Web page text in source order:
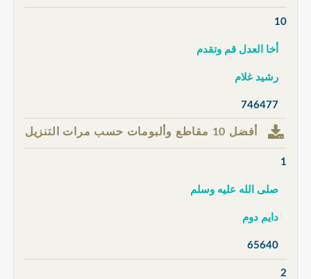
10
أخا العدل قم وتقدم
رشيد غلام
746477
أفضل 10 مقاطع وألبومات حسب مرات التنزيل
1
صلى الله عليه وسلم
دايم دوم
65640
2